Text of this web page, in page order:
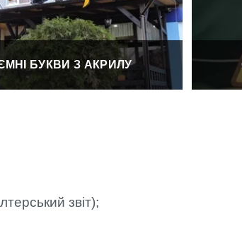
БУКВИ З АКРИЛУ
звіт);